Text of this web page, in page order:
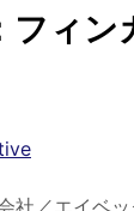
フィン
社／エイベ